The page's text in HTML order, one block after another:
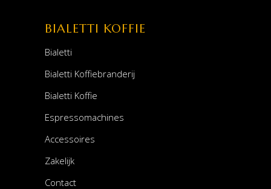
BIALETTI KOFFIE
Bialetti
Bialetti Koffiebranderij
Bialetti Koffie
Espressomachines
Accessoires
Zakelijk
Contact